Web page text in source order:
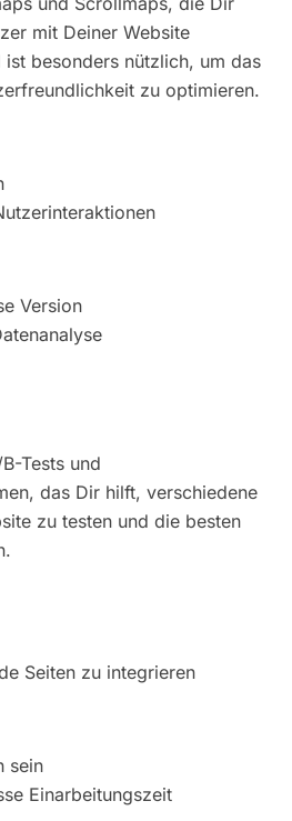
mit Deiner Website
besonders nützlich, um das
zu optimieren.
Version
Tests und
das Dir hilft, verschiedene
zu testen und die besten
Seiten zu integrieren
sein
Einarbeitungszeit